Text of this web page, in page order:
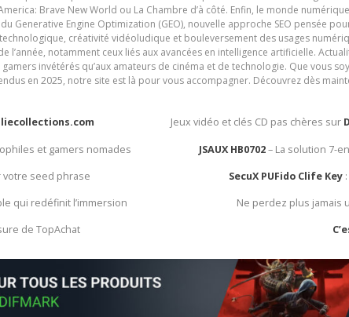
Brave New World ou La Chambre d’à côté. Enfin, le monde
Generative Engine Optimization (GEO), nouvelle approche SEO pensée
créativité vidéoludique et bouleversement des usages
notamment ceux liés aux avancées en intelligence artificielle.
invétérés qu’aux amateurs de cinéma et de technologie. Que vous
en 2025, notre site est là pour vous accompagner. Découvrez dès
et gamers nomades
votre seed phrase
qui redéfinit l’immersion
de TopAchat
Jeux vidéo et clés CD pas chères sur
JSAUX HB0702– La solution 7-
SecuX PUFido Clife Key
Ne perdez plus jamais